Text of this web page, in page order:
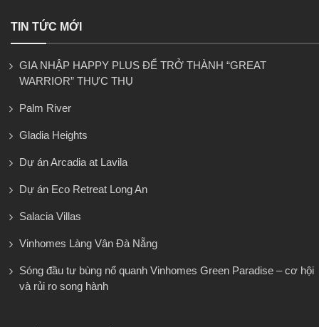
TIN TỨC MỚI
GIA NHẬP HAPPY PLUS ĐỂ TRỞ THÀNH “GREAT
WARRIOR” THỰC THỤ
Palm River
Gladia Heights
Dự án Arcadia at Lavila
Dự án Eco Retreat Long An
Salacia Villas
Vinhomes Làng Vân Đà Nẵng
Sóng đầu tư bùng nổ quanh Vinhomes Green Paradise – cơ hội
và rủi ro song hành